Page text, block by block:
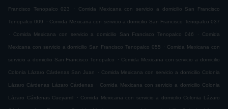
Francisco Tenopalco 023 . Comida Mexicana con servicio a domicilio San Francisco
Tenopalco 009 . Comida Mexicana con servicio a domicilio San Francisco Tenopalco 037
.
Comida Mexicana con servicio a domicilio San Francisco Tenopalco 046 . Comida
Mexicana con servicio a domicilio San Francisco Tenopalco 055 . Comida Mexicana con
servicio a domicilio San Francisco Tenopalco . Comida Mexicana con servicio a domicilio
Colonia Lázaro Cárdenas San Juan . Comida Mexicana con servicio a domicilio Colonia
Lázaro Cárdenas Lázaro Cárdenas . Comida Mexicana con servicio a domicilio Colonia
Lázaro Cárdenas Cueyamil . Comida Mexicana con servicio a domicilio Colonia Lázaro